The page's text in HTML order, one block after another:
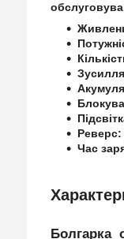
Реверс:
Час
Болгарка